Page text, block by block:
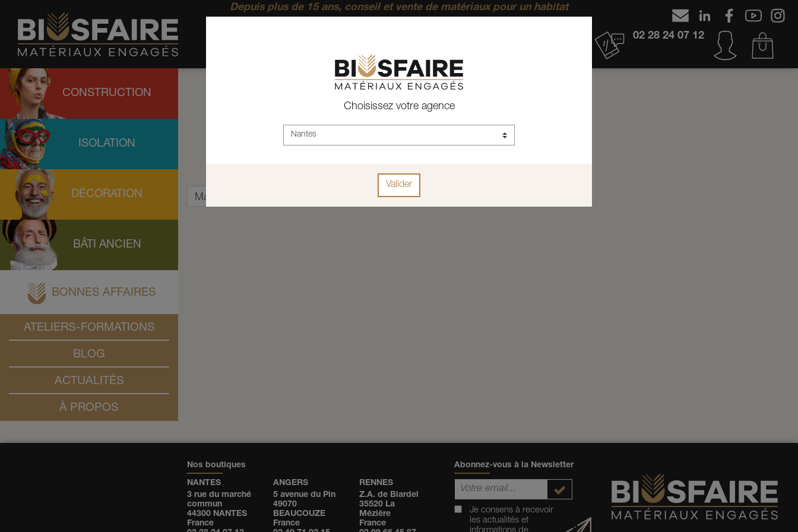
Depuis plus de 15 ans, conseil et vente de matériaux pour un habitat
02 28 24 07 12
CONSTRUCTION
ISOLATION
DÉCORATION
BÂTI ANCIEN
BONNES AFFAIRES
ATELIERS-FORMATIONS
BLOG
ACTUALITÉS
À PROPOS
ACCUEIL
SCIE UNIVERS
Nos boutiques
NANTES
3 rue du marché
commun
44300 NANTES
France
ANGERS
5 avenue du Pin
49070
BEAUCOUZE
France
RENNES
Z.A. de Biardel
35520 La
Mézière
France
Abonnez-vous à la Newsletter
Je consens à recevoir
les actualités et
Choisissez votre agence
Valider